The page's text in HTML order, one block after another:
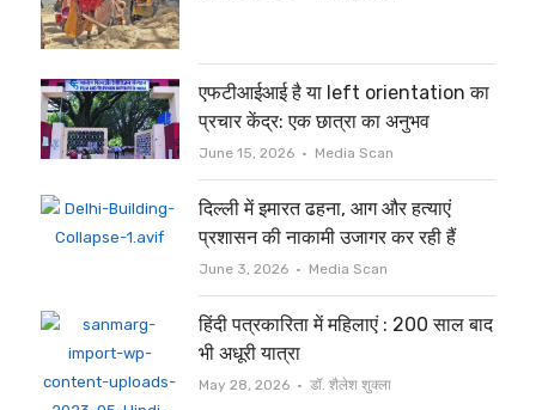
एफटीआईआई है या left orientation का
प्रचार केंद्र: एक छात्रा का अनुभव
June 15, 2026 Author
Media Scan
दिल्ली में इमारत ढहना, आग और हत्याएं
प्रशासन की नाकामी उजागर कर रही हैं
June 3, 2026 Author
Media Scan
हिंदी पत्रकारिता में महिलाएं : 200 साल बाद
भी अधूरी यात्रा
May 28, 2026 Author
डॉ. शैलेश शुक्ला